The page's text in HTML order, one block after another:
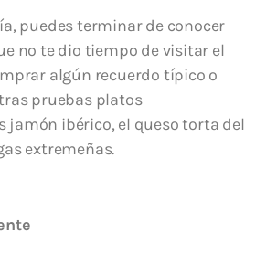
puedes terminar de conocer
no te dio tiempo de visitar el
algún recuerdo típico o
pruebas platos
jamón ibérico, el queso torta del
extremeñas.